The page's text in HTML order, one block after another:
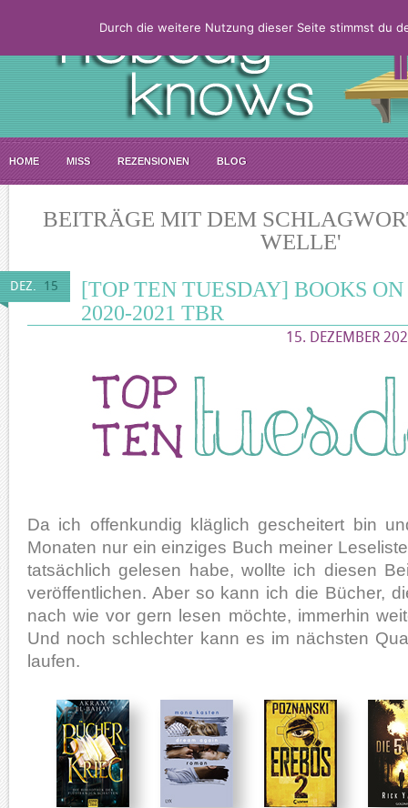
HOME MISS REZENSIONEN BLOG
BEITRÄGE MIT DEM
WELLE'
DEZ. 15
[TOP TEN TUESDAY] BOOKS
2020-2021 TBR
15. DEZEMBER
Da ich offenkundig kläglich gescheitert bin
Monaten nur ein einziges Buch meiner
tatsächlich gelesen habe, wollte ich diesen
veröffentlichen. Aber so kann ich die Bücher,
nach wie vor gern lesen möchte, immerhin
Und noch schlechter kann es im nächsten
laufen.
Durch die weitere Nutzung dieser Seite stimmst du